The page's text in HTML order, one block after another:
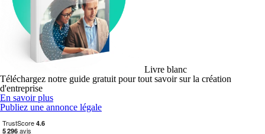
Livre blanc
Téléchargez notre guide gratuit pour tout savoir sur la création
d'entreprise
En savoir plus
Publiez une annonce légale